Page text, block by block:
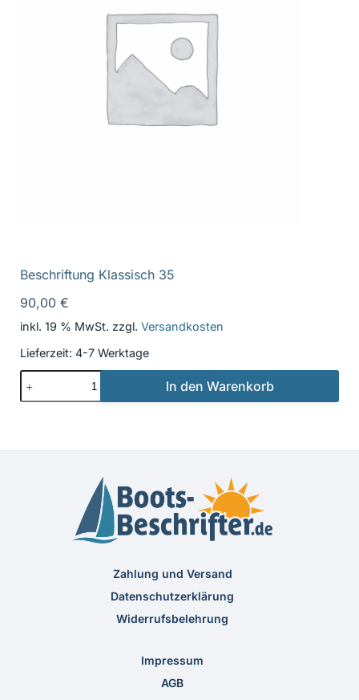
Beschriftung Klassisch 35
90,00 €
inkl. 19 % MwSt. zzgl. Versandkosten
Lieferzeit: 4-7 Werktage
Klassisch
In den Warenkorb
Zahlung und Versand
Datenschutzerklärung
Widerrufsbelehrung
Impressum
AGB